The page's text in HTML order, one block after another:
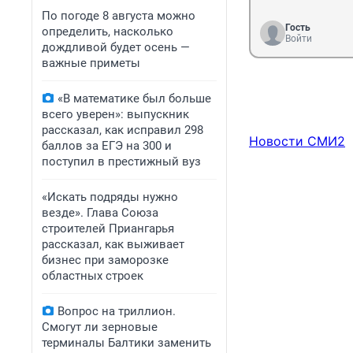
По погоде 8 августа можно
определить, насколько
дождливой будет осень —
важные приметы
«В математике был больше
всего уверен»: выпускник
рассказал, как исправил 298
баллов за ЕГЭ на 300 и
поступил в престижный вуз
«Искать подряды нужно
везде». Глава Союза
строителей Приангарья
рассказал, как выживает
бизнес при заморозке
областных строек
Вопрос на триллион.
Смогут ли зерновые
терминалы Балтики заменить
Гость
Войти
Новости СМИ2